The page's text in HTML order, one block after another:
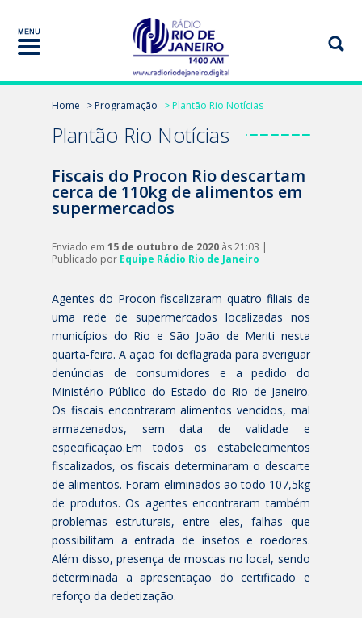
Home > Programação > Plantão Rio Notícias
Plantão Rio Notícias
Fiscais do Procon Rio descartam
cerca de 110kg de alimentos em
supermercados
Enviado em 15 de outubro de 2020 às 21:03 |
Publicado por Equipe Rádio Rio de Janeiro
Agentes do Procon fiscalizaram quatro filiais de
uma rede de supermercados localizadas nos
municípios do Rio e São João de Meriti nesta
quarta-feira. A ação foi deflagrada para averiguar
denúncias de consumidores e a pedido do
Ministério Público do Estado do Rio de Janeiro.
Os fiscais encontraram alimentos vencidos, mal
armazenados, sem data de validade e
especificação.Em todos os estabelecimentos
fiscalizados, os fiscais determinaram o descarte
de alimentos. Foram eliminados ao todo 107,5kg
de produtos. Os agentes encontraram também
problemas estruturais, entre eles, falhas que
possibilitam a entrada de insetos e roedores.
Além disso, presença de moscas no local, sendo
determinada a apresentação do certificado e
reforço da dedetização.